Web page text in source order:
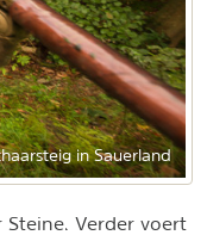
in Sauerland
Steine. Verder voert